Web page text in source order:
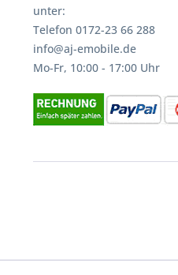
unter:
Telefon 0172-23 66 288
info@aj-emobile.de
Mo-Fr, 10:00 - 17:00 Uhr